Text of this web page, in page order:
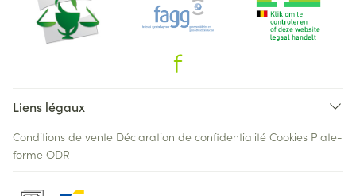
Liens légaux
Conditions de vente Déclaration de confidentialité Cookies Plate-
forme ODR